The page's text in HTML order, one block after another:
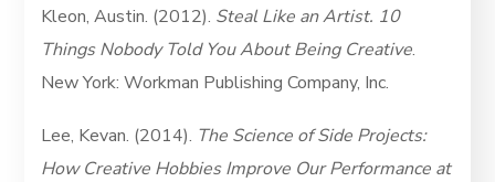
Kleon, Austin. (2012). Steal Like an Artist. 10
Things Nobody Told You About Being Creative.
New York: Workman Publishing Company, Inc.
Lee, Kevan. (2014). The Science of Side Projects:
How Creative Hobbies Improve Our Performance at